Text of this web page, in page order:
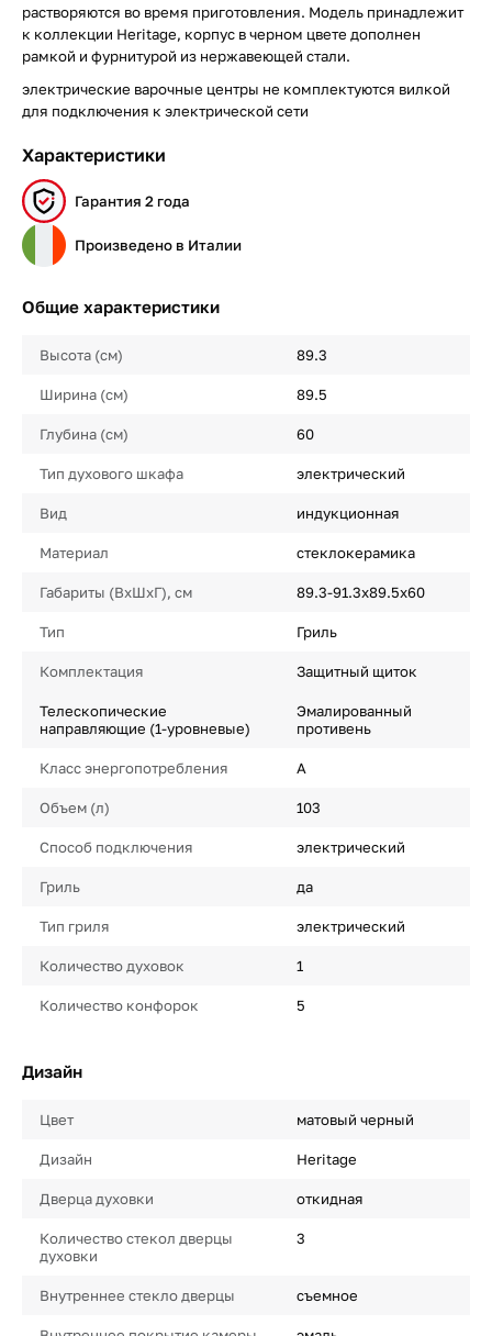
растворяются во время приготовления. Модель принадлежит
к коллекции Heritage, корпус в черном цвете дополнен
рамкой и фурнитурой из нержавеющей стали.
электрические варочные центры не комплектуются вилкой
для подключения к электрической сети
Характеристики
Гарантия 2 года
Произведено в Италии
Общие характеристики
Высота (см) 89.3
Ширина (см) 89.5
Глубина (см) 60
Тип духового шкафа электрический
Вид индукционная
Материал стеклокерамика
Габариты (ВхШхГ), см 89.3-91.3х89.5х60
Тип Гриль
Комплектация Защитный щиток
Телескопические
направляющие (1-уровневые)
Эмалированный
противень
Класс энергопотребления A
Объем (л) 103
Способ подключения электрический
Гриль да
Тип гриля электрический
Количество духовок 1
Количество конфорок 5
Дизайн
Цвет матовый черный
Дизайн Heritage
Дверца духовки откидная
Количество стекол дверцы
духовки
3
Внутреннее стекло дверцы съемное